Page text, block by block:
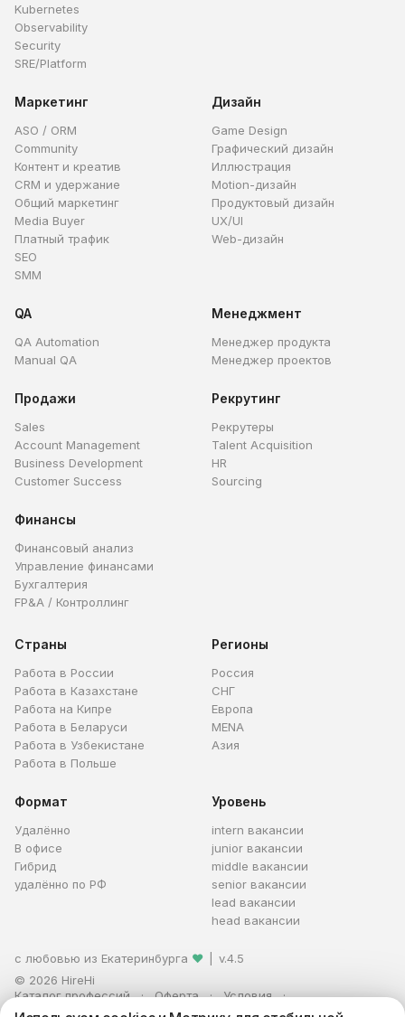
Kubernetes
Observability
Security
SRE/Platform
Маркетинг
ASO / ORM
Community
Контент и креатив
CRM и удержание
Общий маркетинг
Media Buyer
Платный трафик
SEO
SMM
Дизайн
Game Design
Графический дизайн
Иллюстрация
Motion-дизайн
Продуктовый дизайн
UX/UI
Web-дизайн
QA
QA Automation
Manual QA
Менеджмент
Менеджер продукта
Менеджер проектов
Продажи
Sales
Account Management
Business Development
Customer Success
Рекрутинг
Рекрутеры
Talent Acquisition
HR
Sourcing
Финансы
Финансовый анализ
Управление финансами
Бухгалтерия
FP&A / Контроллинг
Страны
Работа в России
Работа в Казахстане
Работа на Кипре
Работа в Беларуси
Работа в Узбекистане
Работа в Польше
Регионы
Россия
СНГ
Европа
MENA
Азия
Формат
Удалённо
В офисе
Гибрид
удалённо по РФ
Уровень
intern вакансии
junior вакансии
middle вакансии
senior вакансии
lead вакансии
head вакансии
с любовью из Екатеринбурга ❤
v.4.5
© 2026 HireHi
Каталог профессий
Оферта
Условия
Персональные данные
Реклама